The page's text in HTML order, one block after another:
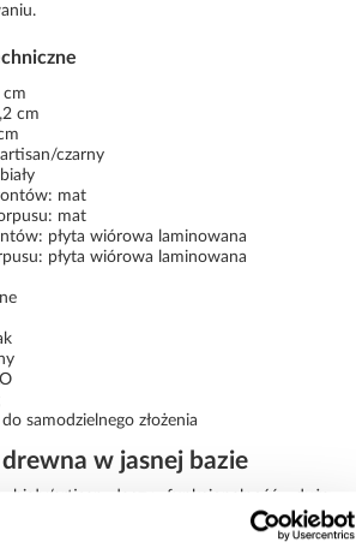
cm
cm
czarny
mat
mat
płyta wiórowa laminowana
płyta wiórowa laminowana
samodzielnego złożenia
w jasnej bazie
artisan łączy funkcjonalność, dużą
design. Przesuwne drzwi oraz
sprawiają, że mebel jest praktyczny i